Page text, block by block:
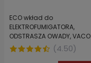
ECO wkład do
ELEKTROFUMIGATORA,
ODSTRASZA OWADY, VACO
citronella 45 ml(4.50)